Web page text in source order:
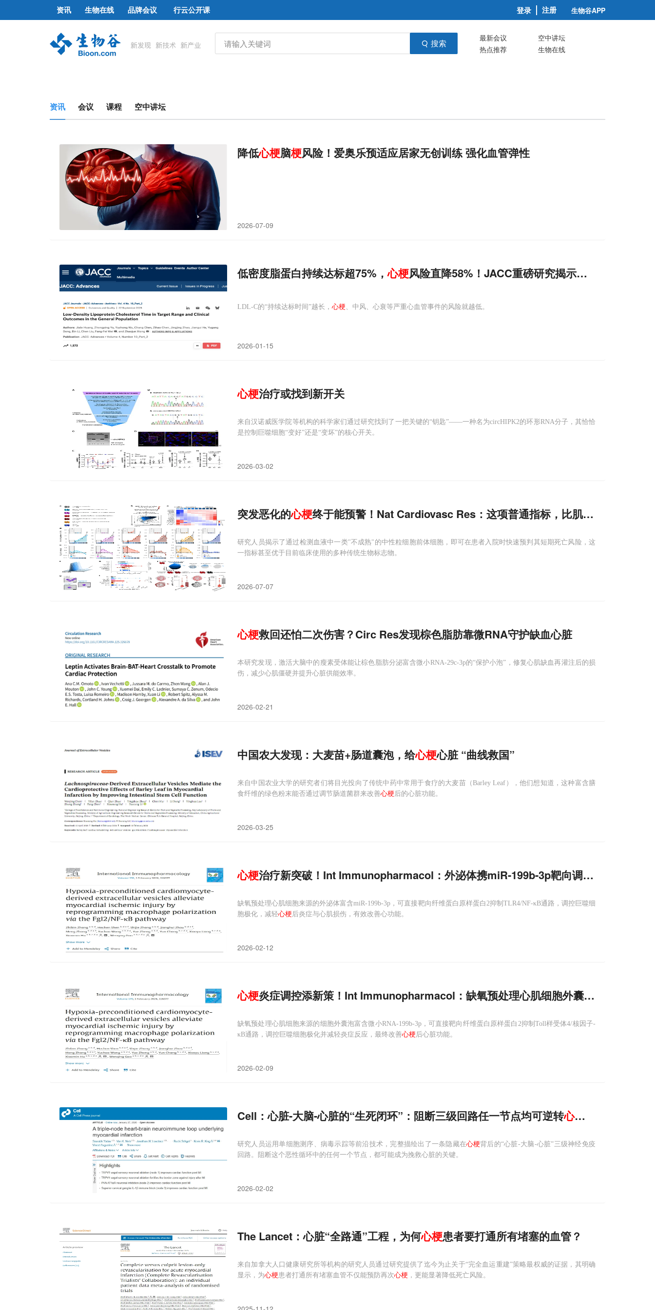
资讯 生物在线 品牌会议 行云公开课 登录 注册 生物谷APP
搜索 最新会议
空中讲坛
热点推荐
生物在线
资讯 会议 课程 空中讲坛
降低心梗脑梗风险！爱奥乐预适应居家无创训练 强化血管弹性
2026-07-09
低密度脂蛋白持续达标超75%，心梗风险直降58%！JACC重磅研究揭示降脂护
LDL-C的“持续达标时间”越长， 心梗 、中风、心衰等严重心血管事件的风险就越低。
2026-01-15
心梗治疗或找到新开关
来自汉诺威医学院等机构的科学家们通过研究找到了一把关键的“钥匙”——一种名为circHIPK2的环形RNA分子，其恰恰
是控制巨噬细胞“变好”还是“变坏”的核心开关。
2026-03-02
突发恶化的心梗终于能预警！Nat Cardiovasc Res：这项普通指标，比肌钙蛋白还准
研究人员揭示了通过检测血液中一类"不成熟"的中性粒细胞前体细胞，即可在患者入院时快速预判其短期死亡风险，这
一指标甚至优于目前临床使用的多种传统生物标志物。
2026-07-07
心梗救回还怕二次伤害？Circ Res发现棕色脂肪靠微RNA守护缺血心脏
本研究发现，激活大脑中的瘦素受体能让棕色脂肪分泌富含微小RNA-29c-3p的“保护小泡”，修复心肌缺血再灌注后的损
伤，减少心肌僵硬并提升心脏供能效率。
2026-02-21
中国农大发现：大麦苗+肠道囊泡，给心梗心脏 “曲线救国”
来自中国农业大学的研究者们将目光投向了传统中药中常用于食疗的大麦苗（Barley Leaf），他们想知道，这种富含膳
食纤维的绿色粉末能否通过调节肠道菌群来改善心梗 后的心脏功能。
2026-03-25
心梗治疗新突破！Int Immunopharmacol：外泌体携miR-199b-3p靶向调控炎症守护心
缺氧预处理心肌细胞来源的外泌体富含miR-199b-3p，可直接靶向纤维蛋白原样蛋白2抑制TLR4/NF-κB通路，调控巨噬细
胞极化，减轻心梗 后炎症与心肌损伤，有效改善心功能。
2026-02-12
心梗炎症调控添新策！Int Immunopharmacol：缺氧预处理心肌细胞外囊泡靶向关键通
缺氧预处理心肌细胞来源的细胞外囊泡富含微小RNA-199b-3p，可直接靶向纤维蛋白原样蛋白2抑制Toll样受体4/核因子-
κB通路，调控巨噬细胞极化并减轻炎症反应，最终改善心梗 后心脏功能。
2026-02-09
Cell：心脏-大脑-心脏的“生死闭环”：阻断三级回路任一节点均可逆转心梗
研究人员运用单细胞测序、病毒示踪等前沿技术，完整描绘出了一条隐藏在心梗背后的“心脏-大脑-心脏”三级神经免疫
回路。阻断这个恶性循环中的任何一个节点，都可能成为挽救心脏的关键。
2026-02-02
The Lancet：心脏“全路通”工程，为何心梗患者要打通所有堵塞的血管？
来自加拿大人口健康研究所等机构的研究人员通过研究提供了迄今为止关于“完全血运重建”策略最权威的证据，其明确
显示，为心梗患者打通所有堵塞血管不仅能预防再次心梗 ，更能显著降低死亡风险。